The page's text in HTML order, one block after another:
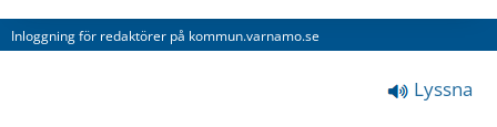
Inloggning för redaktörer på kommun.varnamo.se
Lyssna
den
här